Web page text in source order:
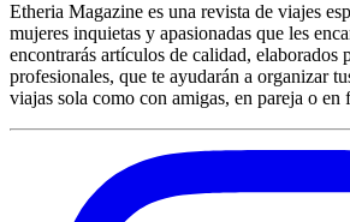
Etheria Magazine es una revista de viajes
mujeres inquietas y apasionadas que les
encontrarás artículos de calidad, elaborados
profesionales, que te ayudarán a organizar
viajas sola como con amigas, en pareja o en